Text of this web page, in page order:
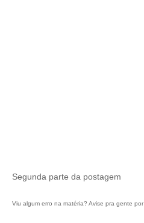
Segunda parte da postagem
Viu algum erro na matéria? Avise pra gente por